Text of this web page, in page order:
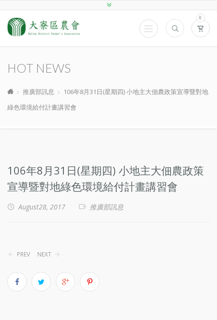
0
HOT NEWS
推廣部訊息
106年8月31日(星期四) 小地主大佃農政策宣導暨對地
綠色環境給付計畫講習會
106年8月31日(星期四) 小地主大佃農政策
宣導暨對地綠色環境給付計畫講習會
August28, 2017 推廣部訊息
PREV NEXT